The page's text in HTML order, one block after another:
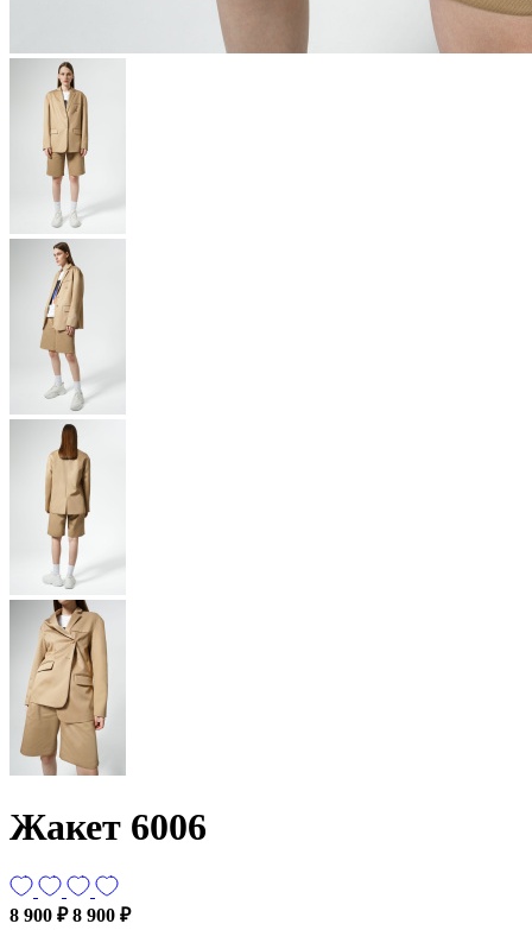
Жакет 6006
8 900 ₽ 8 900 ₽